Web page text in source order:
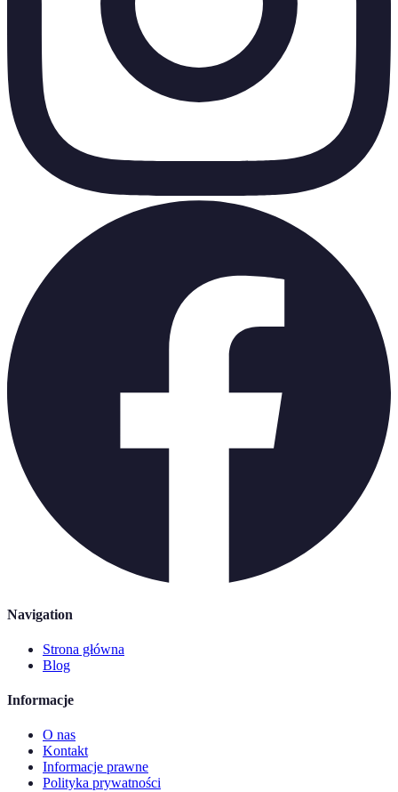
Navigation
Strona główna
Blog
Informacje
O nas
Kontakt
Informacje prawne
Polityka prywatności